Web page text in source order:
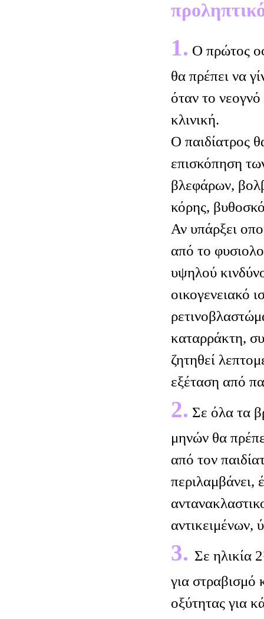
1. Ο πρώτος
θα πρέπει να
όταν το
κλινική.
Ο παιδίατρος
επισκόπηση
βλεφάρων,
κόρης,
Αν υπάρξει
από το
υψηλού
οικογενειακό
καταρράκτη,
ζητηθεί
εξέταση από
2. Σε όλα τα
μηνών θα
από τον
περιλαμβάνει,
αντικειμένων,
3. Σε ηλικία
για στραβισμό
οξύτητας για